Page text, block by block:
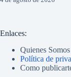
Enlaces:
Quienes Somos
Política de
Como